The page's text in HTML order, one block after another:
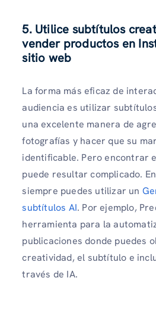
5. Utilice subtítulos
vender productos en
sitio web
La forma más eficaz de
audiencia es utilizar
una excelente manera de
fotografías y hacer que su
identificable. Pero encontrar
puede resultar complicado.
siempre puedes utilizar un
subtítulos AI. Por ejemplo,
herramienta para la
publicaciones donde puedes
creatividad, el subtítulo e
través de IA.